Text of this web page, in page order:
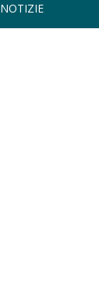
NOTIZIE